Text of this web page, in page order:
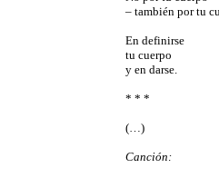
– también por tu
En definirse
tu cuerpo
y en darse.
* * *
(…)
Canción: